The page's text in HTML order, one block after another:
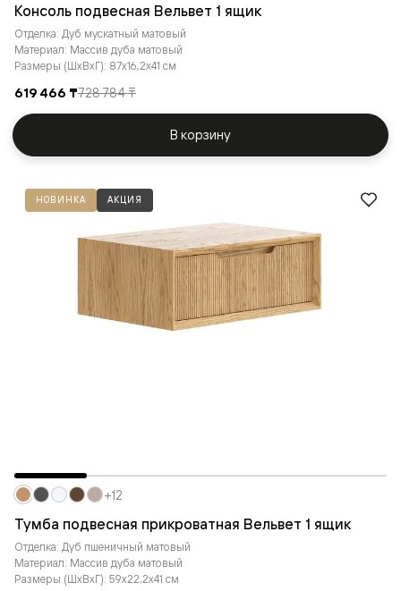
Консоль подвесная Вельвет 1 ящик
Отделка: Дуб мускатный матовый
Материал: Массив дуба матовый
Размеры (ШxВxГ): 87x16,2x41 см
619 466 ₸728 784 ₸
В корзину
НОВИНКА АКЦИЯ
Тумба подвесная прикроватная Вельвет 1 ящик
Отделка: Дуб пшеничный матовый
Материал: Массив дуба матовый
Размеры (ШxВxГ): 59x22,2x41 см
+12